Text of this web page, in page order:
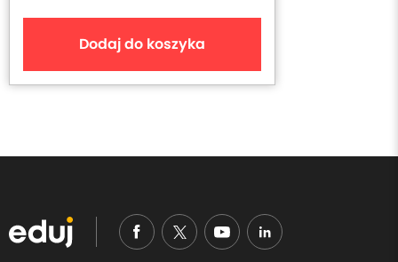
Dodaj do koszyka